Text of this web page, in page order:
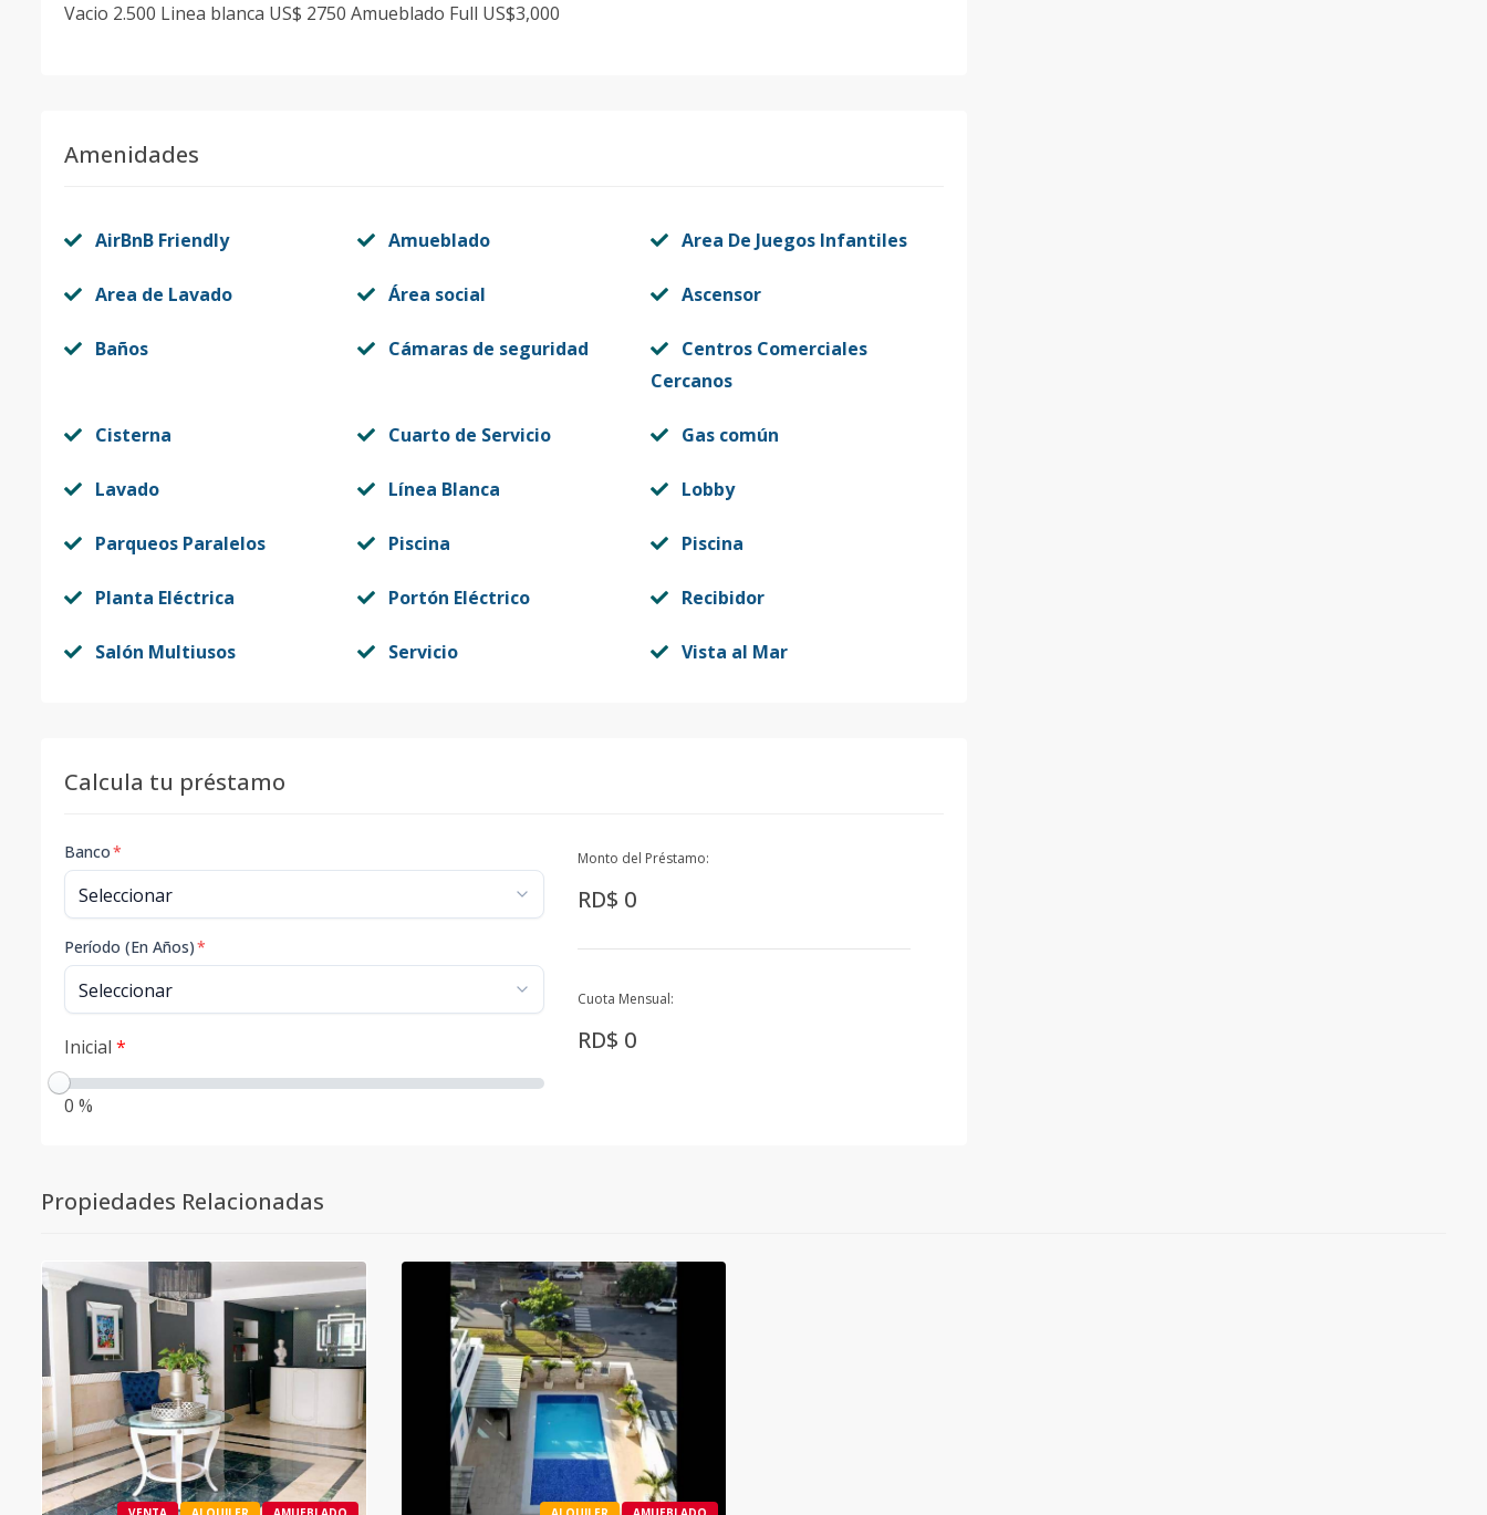
Vacio 2.500 Linea blanca US$ 2750 Amueblado Full US$3,000
Amenidades
AirBnB Friendly Amueblado Area De Juegos Infantiles
Area de Lavado Área social Ascensor
Baños Cámaras de seguridad
Centros Comerciales
Cercanos
Cisterna Cuarto de Servicio Gas común
Lavado Línea Blanca Lobby
Parqueos Paralelos Piscina Piscina
Planta Eléctrica Portón Eléctrico Recibidor
Salón Multiusos Servicio Vista al Mar
Calcula tu préstamo
Banco*
Período (En Años)*
Inicial *
0 %
Monto del Préstamo:
RD$ 0
Cuota Mensual:
RD$ 0
Propiedades Relacionadas